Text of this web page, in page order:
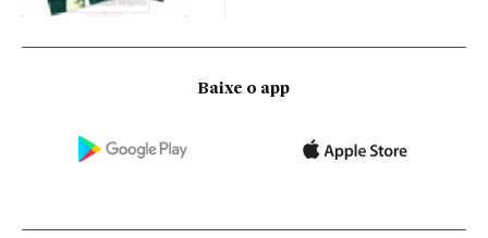
Baixe o app